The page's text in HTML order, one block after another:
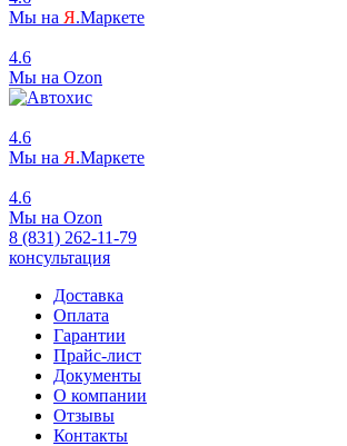
Мы на Я.Маркете
4.6
Мы на Ozon
4.6
Мы на Я.Маркете
4.6
Мы на Ozon
8 (831) 262-11-79
консультация
Доставка
Оплата
Гарантии
Прайс-лист
Документы
О компании
Отзывы
Контакты